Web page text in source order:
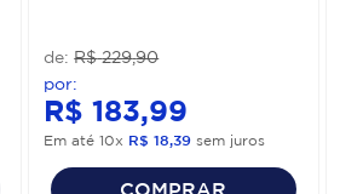
R$ 229,90
R$ 183,99
Em até10x R$ 18,39 sem juros
COMPRAR